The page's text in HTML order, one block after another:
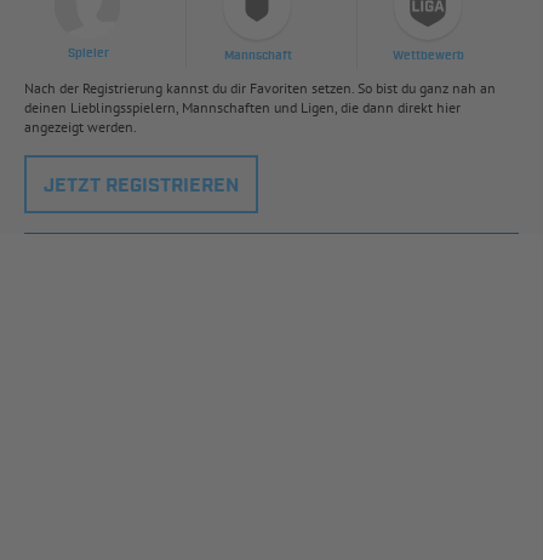
Spieler Mannschaft Wettbewerb
Nach der Registrierung kannst du dir Favoriten setzen. So bist du ganz nah an
deinen Lieblingsspielern, Mannschaften und Ligen, die dann direkt hier
angezeigt werden.
JETZT REGISTRIEREN